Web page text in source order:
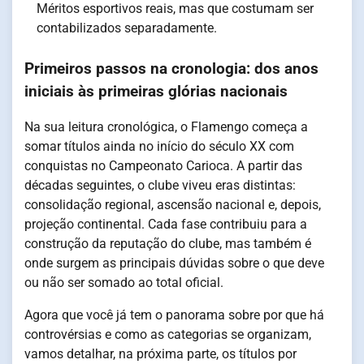
Méritos esportivos reais, mas que costumam ser
contabilizados separadamente.
Primeiros passos na cronologia: dos anos
iniciais às primeiras glórias nacionais
Na sua leitura cronológica, o Flamengo começa a
somar títulos ainda no início do século XX com
conquistas no Campeonato Carioca. A partir das
décadas seguintes, o clube viveu eras distintas:
consolidação regional, ascensão nacional e, depois,
projeção continental. Cada fase contribuiu para a
construção da reputação do clube, mas também é
onde surgem as principais dúvidas sobre o que deve
ou não ser somado ao total oficial.
Agora que você já tem o panorama sobre por que há
controvérsias e como as categorias se organizam,
vamos detalhar, na próxima parte, os títulos por